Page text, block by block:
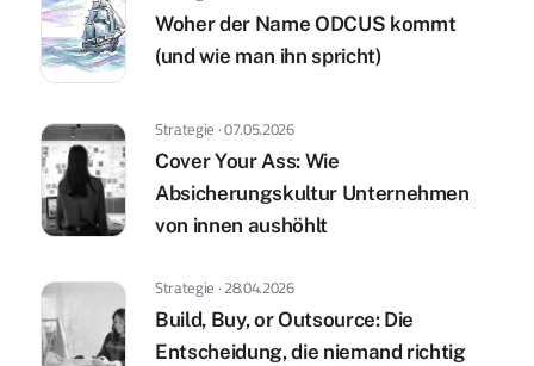
Woher der Name ODCUS kommt
(und wie man ihn spricht)
Strategie · 07.05.2026
Cover Your Ass: Wie
Absicherungskultur Unternehmen
von innen aushöhlt
Strategie · 28.04.2026
Build, Buy, or Outsource: Die
Entscheidung, die niemand richtig